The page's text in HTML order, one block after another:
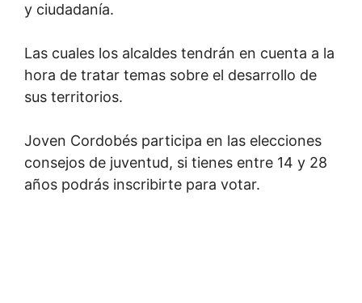
y ciudadanía.
Las cuales los alcaldes tendrán en cuenta a la
hora de tratar temas sobre el desarrollo de
sus territorios.
Joven Cordobés participa en las elecciones
consejos de juventud, si tienes entre 14 y 28
años podrás inscribirte para votar.